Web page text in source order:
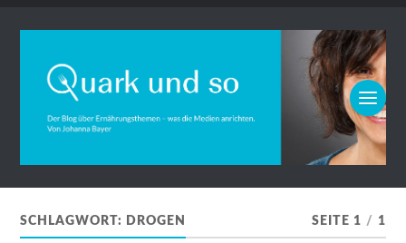
SCHLAGWORT: DROGEN SEITE 1 / 1